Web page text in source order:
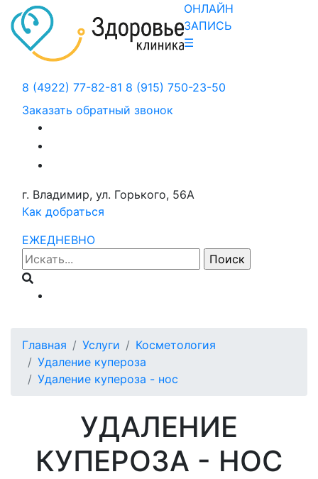
ОНЛАЙН
ЗАПИСЬ
☰
8 (4922) 77-82-81 8 (915) 750-23-50
Заказать обратный звонок
г. Владимир, ул. Горького, 56А
Как добраться
ЕЖЕДНЕВНО
Главная Услуги
Косметология
Удаление купероза
Удаление купероза - нос
УДАЛЕНИЕ
КУПЕРОЗА - НОС